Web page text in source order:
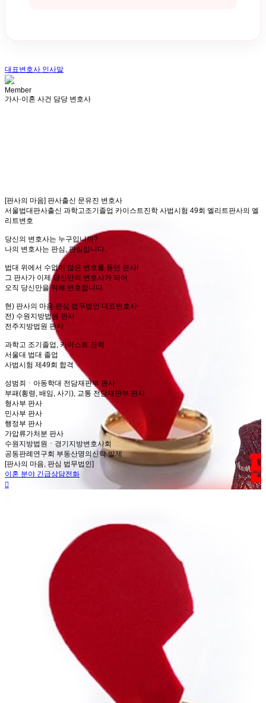
대표변호사 인사말
Member
가사·이혼 사건 담당 변호사
[판사의 마음] 판사출신 문유진 변호사
서울법대판사출신 과학고조기졸업 카이스트진학 사법시험 49회 엘리트판사의 엘
리트변호
당신의 변호사는 누구입니까?
나의 변호사는 판심, 판심입니다.
법대 위에서 수없이 많은 변호를 듣던 판사!
그 판사가 이제 당신만의 변호사가 되어
오직 당신만을 위해 변호합니다.
현) 판사의 마음 판심 법무법인 대표변호사
전) 수원지방법원 판사
전주지방법원 판사
과학고 조기졸업, 카이스트 진학
서울대 법대 졸업
사법시험 제49회 합격
​성범죄ㆍ아동학대 전담재판부 판사
부패(횡령, 배임, 사기), 교통 전담재판부 판사
형사부 판사
민사부 판사
행정부 판사
가압류가처분 판사
수원지방법원ㆍ경기지방변호사회
공동판례연구회 부동산명의신탁 발제
[판사의 마음, 판심 법무법인]
이혼 분야 긴급상담전화